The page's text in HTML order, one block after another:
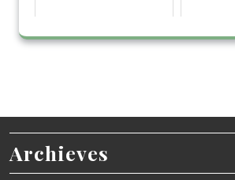
Archieves